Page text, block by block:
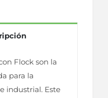
Flock son la
para la
industrial. Este